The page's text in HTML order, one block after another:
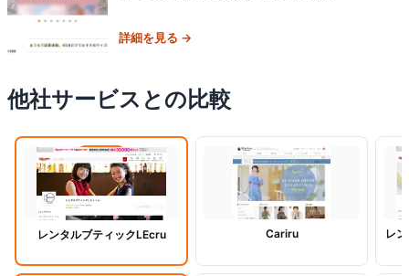
詳細を見る →
他社サービスとの比較
閲覧中
レンタルブティックLEcru Cariru レ